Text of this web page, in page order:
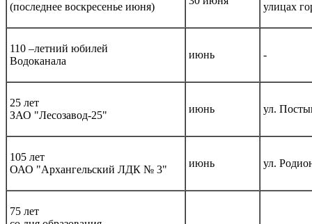
(последнее воскресенье июня)
улицах
110 –летний юбилей
Водоканала
июнь -
25 лет
ЗАО "Лесозавод-25"
июнь ул.
105 лет
ОАО "Архангельский ЛДК № 3"
июнь ул.
75 лет